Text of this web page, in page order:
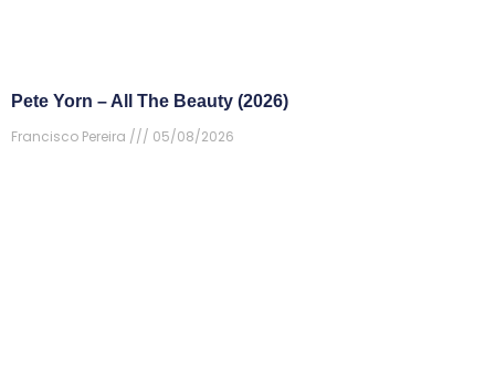
Pete Yorn – All The Beauty (2026)
Francisco Pereira
05/08/2026